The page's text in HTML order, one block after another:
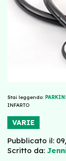
Stai leggendo:
INFARTO
VARIE
Pubblicato il:
Scritto da: